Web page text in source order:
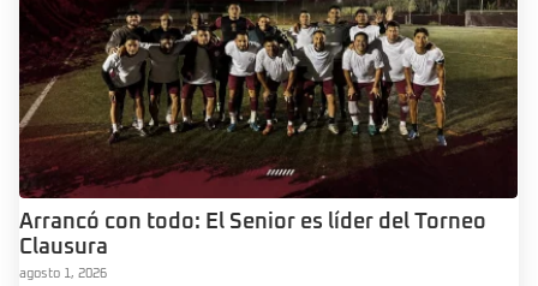
Arrancó con todo: El Senior es líder del Torneo
Clausura
agosto 1, 2026